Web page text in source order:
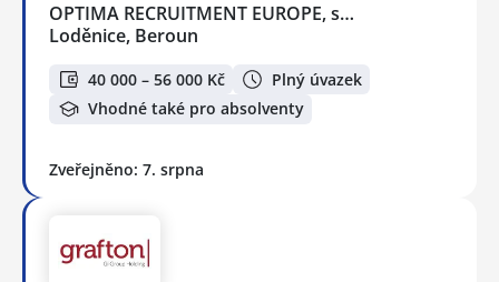
OPTIMA RECRUITMENT EUROPE, s…
Loděnice, Beroun
40 000 – 56 000 Kč
Plný úvazek
Vhodné také pro absolventy
Zveřejněno: 7. srpna